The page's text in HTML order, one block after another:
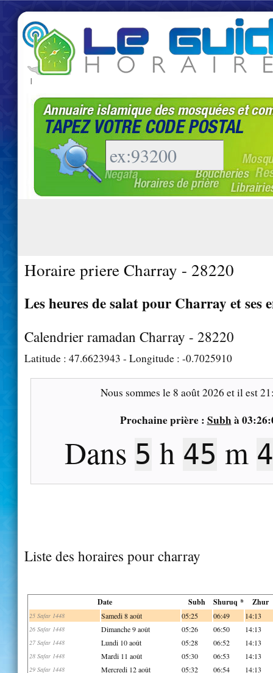
|
Horaire priere Charray - 28220
Les heures de salat pour Charray et ses
Calendrier ramadan Charray - 28220
Latitude : 47.6623943 - Longitude : -0.7025910
Nous sommes le 8 août 2026 et il est
Prochaine prière : Subhà
Dans 5 h 45 m
Liste des horaires pour charray
Date Subh Shuruq * Zhur
25 Safar 1448 Samedi 8 août 05:25 06:49 14:13
26 Safar 1448 Dimanche 9 août 05:26 06:50 14:13
27 Safar 1448 Lundi 10 août 05:28 06:52 14:13
28 Safar 1448 Mardi 11 août 05:30 06:53 14:13
29 Safar 1448 Mercredi 12 août 05:32 06:54 14:13